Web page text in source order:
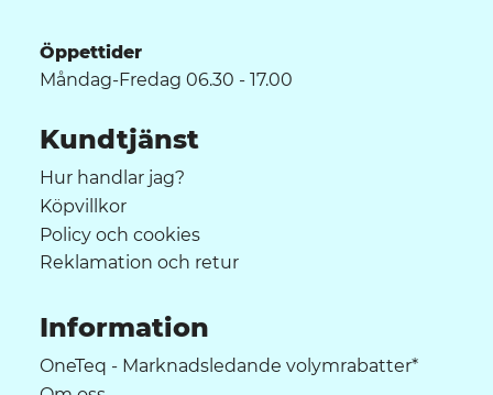
Öppettider
Måndag-Fredag 06.30 - 17.00
Kundtjänst
Hur handlar jag?
Köpvillkor
Policy och cookies
Reklamation och retur
Information
OneTeq - Marknadsledande volymrabatter*